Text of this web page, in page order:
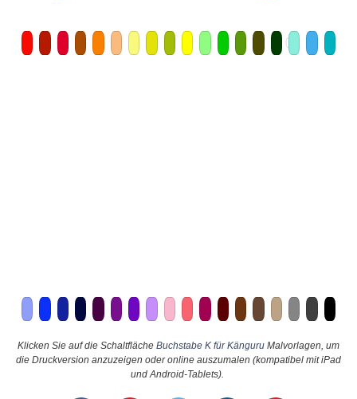
Klicken Sie auf die Schaltfläche Buchstabe K für Känguru Malvorlagen, um
die Druckversion anzuzeigen oder online auszumalen (kompatibel mit iPad
und Android-Tablets).